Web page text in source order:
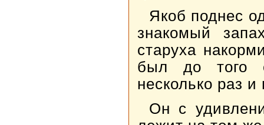
Якоб поднес
знакомый
старуха
был до того
несколько раз и
Он с